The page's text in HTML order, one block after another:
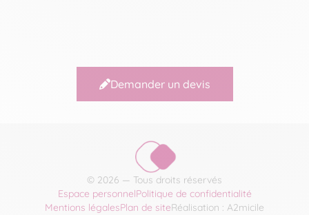
Demander un devis
© 2026 — Tous droits réservés
Espace personnelPolitique de confidentialité
Mentions légalesPlan de siteRéalisation : A2micile